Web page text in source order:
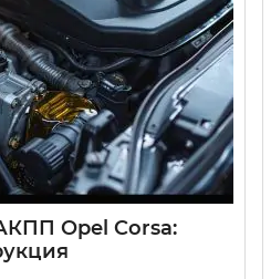
Opel Corsa: